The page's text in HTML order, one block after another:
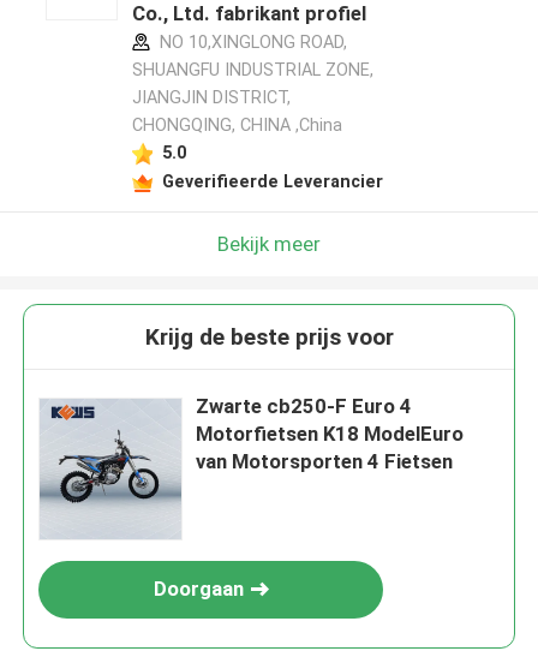
Co., Ltd. fabrikant profiel
NO 10,XINGLONG ROAD,
SHUANGFU INDUSTRIAL ZONE,
JIANGJIN DISTRICT,
CHONGQING, CHINA ,China
5.0
Geverifieerde Leverancier
Bekijk meer
Krijg de beste prijs voor
Zwarte cb250-F Euro 4
Motorfietsen K18 ModelEuro
van Motorsporten 4 Fietsen
Doorgaan